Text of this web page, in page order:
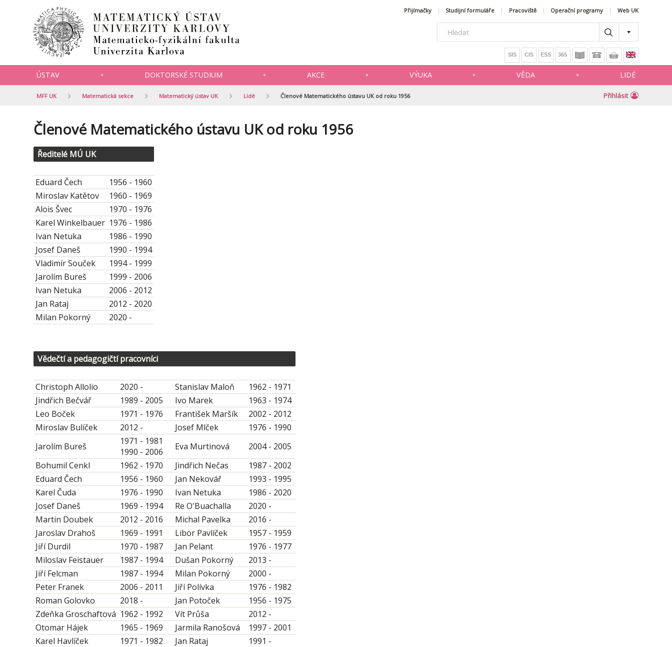
Přijímačky Studijní formuláře Pracoviště Operační programy Web UK
ÚSTAV DOKTORSKÉ STUDIUM AKCE VÝUKA VĚDA LIDÉ
MFF UK Matematická sekce Matematický ústav UK Lidé Členové Matematického ústavu UK od roku 1956 Přihlásit
Členové Matematického ústavu UK od roku 1956
Ředitelé MÚ UK
Eduard Čech
1956 - 1960
Miroslav Katětov
1960 - 1969
Alois Švec
1970 - 1976
Karel Winkelbauer 1976 - 1986
Ivan Netuka
1986 - 1990
Josef Daneš
1990 - 1994
Vladimír Souček
1994 - 1999
Jarolím Bureš
1999 - 2006
Ivan Netuka
2006 - 2012
Jan Rataj
2012 - 2020
Milan Pokorný
2020 -
Vědečtí a pedagogičtí pracovníci
Christoph Allolio 2020 - Stanislav Maloň
1962 - 1971
Jindřich Bečvář
1989 - 2005 Ivo Marek
1963 - 1974
Leo Boček
1971 - 1976 František Maršík
2002 - 2012
Miroslav Bulíček
2012 - Josef Mlček
1976 - 1990
Jarolím Bureš
1971 - 1981
1990 - 2006
Eva Murtinová
2004 - 2005
Bohumil Cenkl
1962 - 1970 Jindřich Nečas
1987 - 2002
Eduard Čech
1956 - 1960 Jan Nekovář
1993 - 1995
Karel Čuda
1976 - 1990 Ivan Netuka
1986 - 2020
Josef Daneš
1969 - 1994 Re O'Buachalla
2020 -
Martin Doubek
2012 - 2016 Michal Pavelka
2016 -
Jaroslav Drahoš
1969 - 1991 Libor Pavlíček
1957 - 1959
Jiří Durdil
1970 - 1987 Jan Pelant
1976 - 1977
Miloslav Feistauer
1987 - 1994 Dušan Pokorný
2013 -
Jiří Felcman
1987 - 1994 Milan Pokorný
2000 -
Peter Franek
2006 - 2011 Jiří Polívka
1976 - 1982
Roman Golovko
2018 - Jan Potoček
1956 - 1975
Zdeňka Groschaftová 1962 - 1992 Vít Průša
2012 -
Otomar Hájek
1965 - 1969 Jarmila Ranošová
1997 - 2001
Karel Havlíček
1971 - 1982 Jan Rataj
1991 -